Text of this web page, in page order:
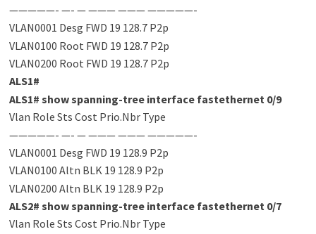
—————- —- — ——— ——— —————-
VLAN0001 Desg FWD 19 128.7 P2p
VLAN0100 Root FWD 19 128.7 P2p
VLAN0200 Root FWD 19 128.7 P2p
ALS1#
ALS1# show spanning-tree interface fastethernet 0/9
Vlan Role Sts Cost Prio.Nbr Type
—————- —- — ——— ——— —————-
VLAN0001 Desg FWD 19 128.9 P2p
VLAN0100 Altn BLK 19 128.9 P2p
VLAN0200 Altn BLK 19 128.9 P2p
ALS2# show spanning-tree interface fastethernet 0/7
Vlan Role Sts Cost Prio.Nbr Type